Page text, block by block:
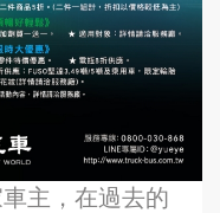
主，在過去的